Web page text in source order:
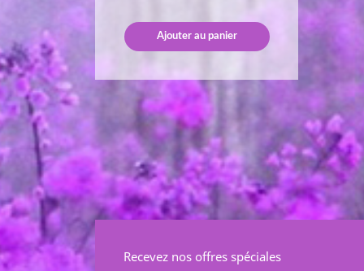
Ajouter au panier
Recevez nos offres spéciales